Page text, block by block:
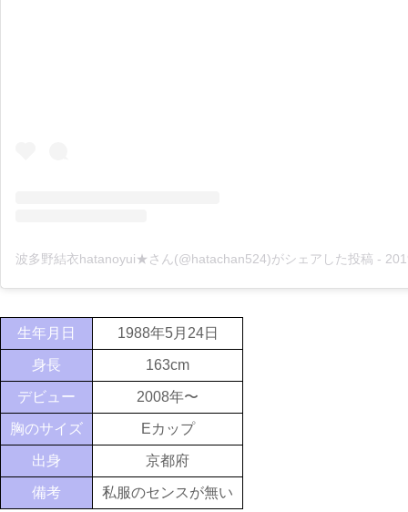
波多野結衣hatanoyui★さん(@hatachan524)がシェアした投稿 - 2019年
生年月日 1988年5月24日
身長 163cm
デビュー 2008年〜
胸のサイズ Eカップ
出身 京都府
備考 私服のセンスが無い